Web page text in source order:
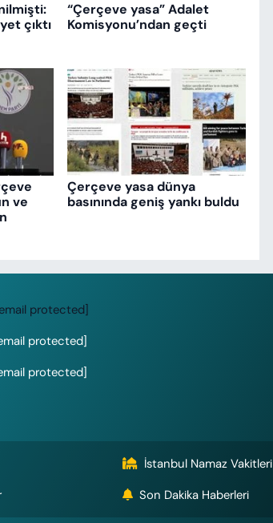
çıktı
“Çerçeve yasa” Adalet
Komisyonu’ndan geçti
ve
Çerçeve yasa dünya
basınında geniş yankı buldu
protected]
protected]
protected]
İstanbul Namaz Vakitleri
Son Dakika Haberleri